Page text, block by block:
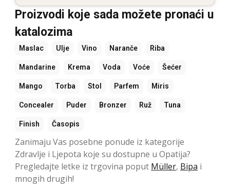
Proizvodi koje sada možete pronaći u
katalozima
Maslac Ulje Vino Naranče Riba
Mandarine Krema Voda Voće Šećer
Mango Torba Stol Parfem Miris
Concealer Puder Bronzer Ruž Tuna
Finish Časopis
Zanimaju Vas posebne ponude iz kategorije
Zdravlje i Ljepota koje su dostupne u Opatija?
Pregledajte letke iz trgovina poput Müller, Bipa i
mnogih drugih!